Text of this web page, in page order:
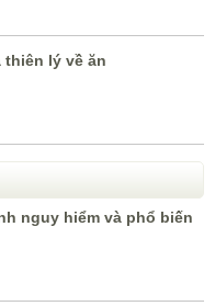
thiên lý về ăn
nguy hiểm và phổ biến